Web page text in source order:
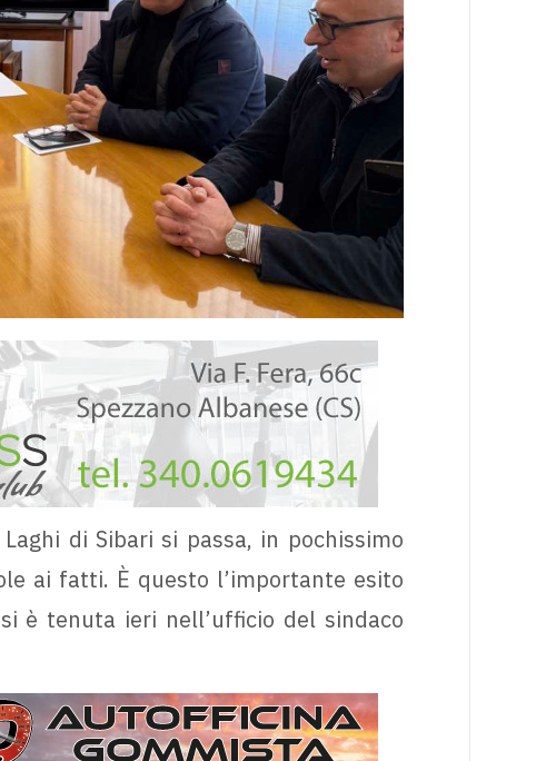
di Sibari si passa, in pochissimo
ai fatti. È questo l’importante esito
è tenuta ieri nell’ufficio del sindaco